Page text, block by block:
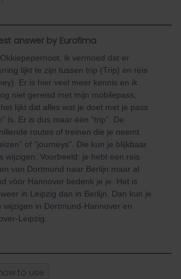
answer by Eurofima
ik vermoed dat er
lijkt te zijn tussen trip (Trip) en reis
Er is hier veel meer kennis en ik
niet gereisd met mijn mobilepass,
lijkt dat alles wat je doet met je pass
is. Er is dus maar één “trip”. De
routes of treinen die je neemt
of “journeys”. Die kun je blijkbaar
wijzigen. Voorbeeld: je hebt een reis
van Dortmund naar Berlijn maar al
vòòr Hannover bedenk je je. Het is
in Leipzig dan in Berlijn. Dan kun je
wijzigen in Dortmund-Hannover en
Leipzig.
to use